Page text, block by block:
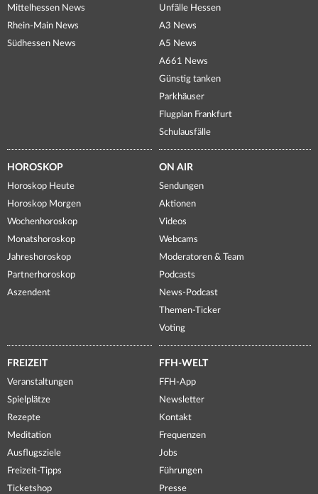
Mittelhessen News
Rhein-Main News
Südhessen News
Unfälle Hessen
A3 News
A5 News
A661 News
Günstig tanken
Parkhäuser
Flugplan Frankfurt
Schulausfälle
HOROSKOP
Horoskop Heute
Horoskop Morgen
Wochenhoroskop
Monatshoroskop
Jahreshoroskop
Partnerhoroskop
Aszendent
ON AIR
Sendungen
Aktionen
Videos
Webcams
Moderatoren & Team
Podcasts
News-Podcast
Themen-Ticker
Voting
FREIZEIT
Veranstaltungen
Spielplätze
Rezepte
Meditation
Ausflugsziele
Freizeit-Tipps
Ticketshop
FFH-WELT
FFH-App
Newsletter
Kontakt
Frequenzen
Jobs
Führungen
Presse